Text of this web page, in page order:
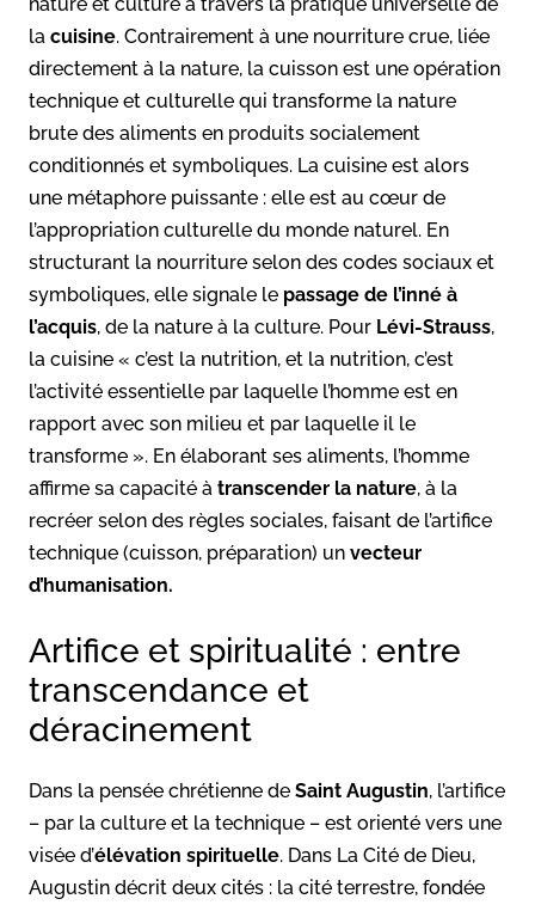
la cuisine. Contrairement à une nourriture crue, liée
directement à la nature, la cuisson est une opération
technique et culturelle qui transforme la nature
brute des aliments en produits socialement
conditionnés et symboliques. La cuisine est alors
une métaphore puissante : elle est au cœur de
l’appropriation culturelle du monde naturel. En
structurant la nourriture selon des codes sociaux et
symboliques, elle signale le passage de l’inné à
l’acquis, de la nature à la culture. Pour Lévi-Strauss,
la cuisine « c’est la nutrition, et la nutrition, c’est
l’activité essentielle par laquelle l’homme est en
rapport avec son milieu et par laquelle il le
transforme ». En élaborant ses aliments, l’homme
affirme sa capacité à transcender la nature, à la
recréer selon des règles sociales, faisant de l’artifice
technique (cuisson, préparation) un vecteur
d’humanisation.
Artifice et spiritualité : entre
transcendance et
déracinement
Dans la pensée chrétienne de Saint Augustin, l’artifice
– par la culture et la technique – est orienté vers une
visée d’élévation spirituelle. Dans La Cité de Dieu,
Augustin décrit deux cités : la cité terrestre, fondée